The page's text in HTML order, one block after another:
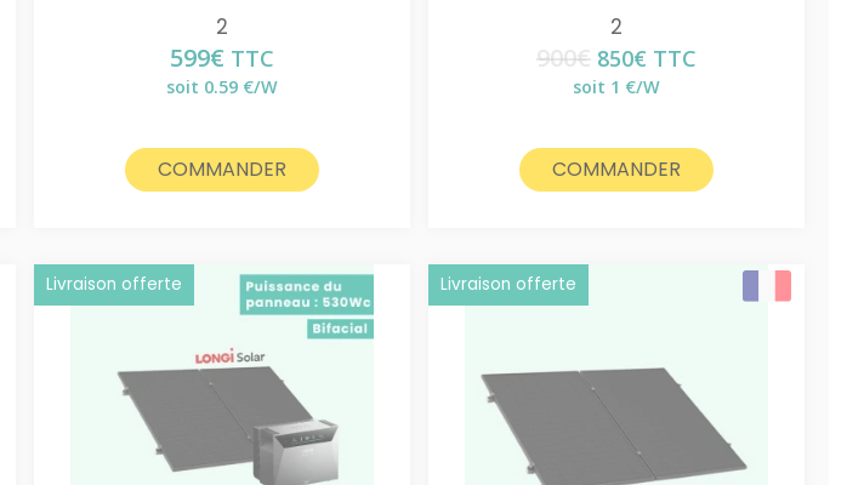
2
599€ TTC
soit 0.59 €/W
COMMANDER
2
900€ Le
prix
900€.
850€ Le
prix
850€.
TTC
soit 1 €/W
COMMANDER
Livraison offerte Livraison offerte